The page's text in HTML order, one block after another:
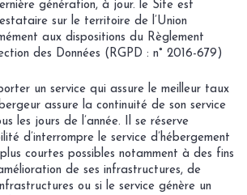
génération, à jour. le Site est
sur le territoire de l’Union
aux dispositions du Règlement
des Données (RGPD : n° 2016-679)
un service qui assure le meilleur taux
assure la continuité de son service
les jours de l’année. Il se réserve
d’interrompre le service d’hébergement
courtes possibles notamment à des fins
de ses infrastructures, de
ou si le service génère un